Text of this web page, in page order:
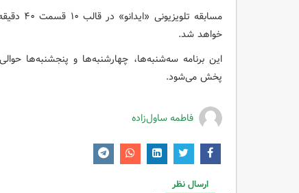
خواهد شد.
پخش می‌شود.
فاطمه ساول‌زاده
ارسال نظر